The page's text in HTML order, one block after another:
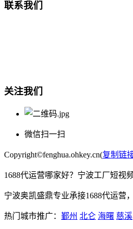
联系我们
关注我们
微信扫一扫
Copyright©fenghua.ohkey.cn(复制链
1688代运营哪家好？宁波工厂短视
宁波奥凯盛鼎专业承接1688代运营
热门城市推广： 鄞州 北仑 海曙 慈溪